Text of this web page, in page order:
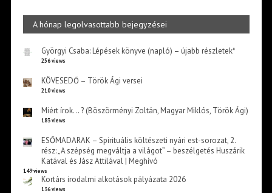
A hónap legolvasottabb bejegyzései
Györgyi Csaba: Lépések könyve (napló) – újabb részletek*
256 views
KÖVESEDŐ – Török Ági versei
210 views
Miért írok… ? (Böszörményi Zoltán, Magyar Miklós, Török Ági)
183 views
ESŐMADARAK – Spirituális költészeti nyári est-sorozat, 2.
rész: „A szépség megváltja a világot” – beszélgetés Huszárik
Katával és Jász Attilával | Meghívó
149 views
Kortárs irodalmi alkotások pályázata 2026
136 views